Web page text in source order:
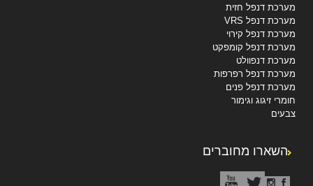
מערכת דנפל חזית
מערכת דנפל VRS
מערכת דנפל קירוי
מערכת דנפל קומפקט
מערכת דנפוולט
מערכת דנפל רפרפות
מערכת דנפל פנים
חומרי זיגוג וגימור
צבעים
השארו מחוברים